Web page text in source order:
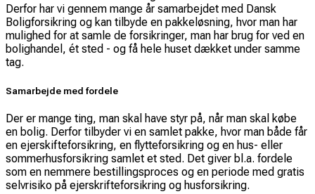
Derfor har vi gennem mange år samarbejdet med Dansk
Boligforsikring og kan tilbyde en pakkeløsning, hvor man har
mulighed for at samle de forsikringer, man har brug for ved en
bolighandel, ét sted - og få hele huset dækket under samme
tag.
Samarbejde med fordele
Der er mange ting, man skal have styr på, når man skal købe
en bolig. Derfor tilbyder vi en samlet pakke, hvor man både får
en ejerskifteforsikring, en flytteforsikring og en hus- eller
sommerhusforsikring samlet et sted. Det giver bl.a. fordele
som en nemmere bestillingsproces og en periode med gratis
selvrisiko på ejerskrifteforsikring og husforsikring.